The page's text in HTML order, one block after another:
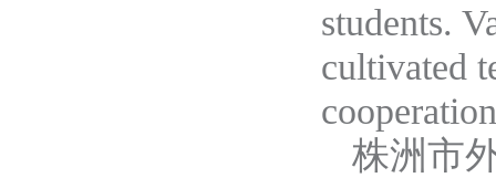
students.
cultivated
株洲市